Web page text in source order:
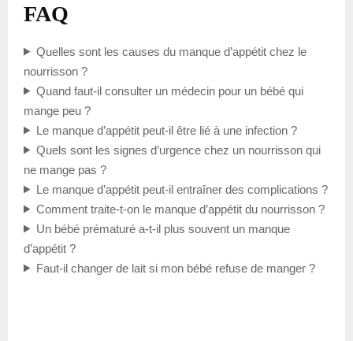
FAQ
Quelles sont les causes du manque d’appétit chez le
nourrisson ?
Quand faut-il consulter un médecin pour un bébé qui
mange peu ?
Le manque d’appétit peut-il être lié à une infection ?
Quels sont les signes d’urgence chez un nourrisson qui
ne mange pas ?
Le manque d’appétit peut-il entraîner des complications ?
Comment traite-t-on le manque d’appétit du nourrisson ?
Un bébé prématuré a-t-il plus souvent un manque
d’appétit ?
Faut-il changer de lait si mon bébé refuse de manger ?